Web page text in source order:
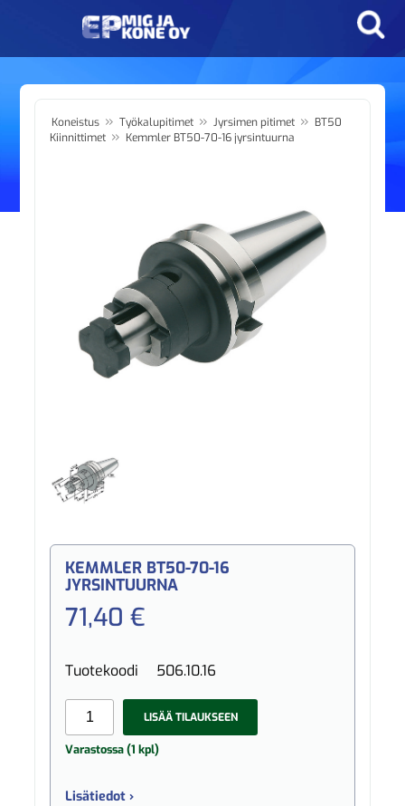
Koneistus » Työkalupitimet » Jyrsimen pitimet » BT50
Kiinnittimet » Kemmler BT50-70-16 jyrsintuurna
KEMMLER BT50-70-16
JYRSINTUURNA
71,40 €
Tuotekoodi 506.10.16
LISÄÄ TILAUKSEEN
Varastossa (1 kpl)
Lisätiedot ›